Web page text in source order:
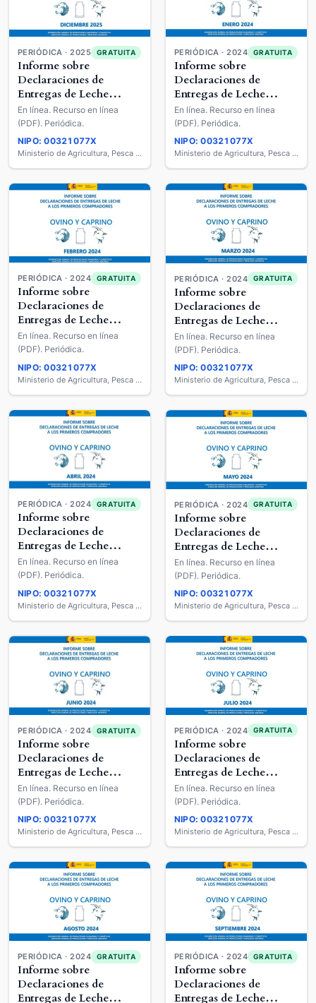
PERIÓDICA · 2025 GRATUITA
Informe sobre
Declaraciones de
Entregas de Leche
Cruda a los Primeros
Compradores : Ovino y
Caprino de Leche
En línea. Recurso en línea
(PDF). Periódica.
NIPO: 00321077X
Ministerio de Agricultura, Pesca y Alimentación
PERIÓDICA · 2024 GRATUITA
Informe sobre
Declaraciones de
Entregas de Leche
Cruda a los Primeros
Compradores : Ovino y
Caprino de Leche
En línea. Recurso en línea
(PDF). Periódica.
NIPO: 00321077X
Ministerio de Agricultura, Pesca y Alimentación
PERIÓDICA · 2024 GRATUITA
Informe sobre
Declaraciones de
Entregas de Leche
Cruda a los Primeros
Compradores : Ovino y
Caprino de Leche
En línea. Recurso en línea
(PDF). Periódica.
NIPO: 00321077X
Ministerio de Agricultura, Pesca y Alimentación
PERIÓDICA · 2024 GRATUITA
Informe sobre
Declaraciones de
Entregas de Leche
Cruda a los Primeros
Compradores : Ovino y
Caprino de Leche
En línea. Recurso en línea
(PDF). Periódica.
NIPO: 00321077X
Ministerio de Agricultura, Pesca y Alimentación
PERIÓDICA · 2024 GRATUITA
Informe sobre
Declaraciones de
Entregas de Leche
Cruda a los Primeros
Compradores : Ovino y
Caprino de Leche
En línea. Recurso en línea
(PDF). Periódica.
NIPO: 00321077X
Ministerio de Agricultura, Pesca y Alimentación
PERIÓDICA · 2024 GRATUITA
Informe sobre
Declaraciones de
Entregas de Leche
Cruda a los Primeros
Compradores : Ovino y
Caprino de Leche
En línea. Recurso en línea
(PDF). Periódica.
NIPO: 00321077X
Ministerio de Agricultura, Pesca y Alimentación
PERIÓDICA · 2024 GRATUITA
Informe sobre
Declaraciones de
Entregas de Leche
Cruda a los Primeros
Compradores : Ovino y
Caprino de Leche
En línea. Recurso en línea
(PDF). Periódica.
NIPO: 00321077X
Ministerio de Agricultura, Pesca y Alimentación
PERIÓDICA · 2024 GRATUITA
Informe sobre
Declaraciones de
Entregas de Leche
Cruda a los Primeros
Compradores : Ovino y
Caprino de Leche
En línea. Recurso en línea
(PDF). Periódica.
NIPO: 00321077X
Ministerio de Agricultura, Pesca y Alimentación
PERIÓDICA · 2024 GRATUITA
Informe sobre
Declaraciones de
Entregas de Leche
PERIÓDICA · 2024 GRATUITA
Informe sobre
Declaraciones de
Entregas de Leche